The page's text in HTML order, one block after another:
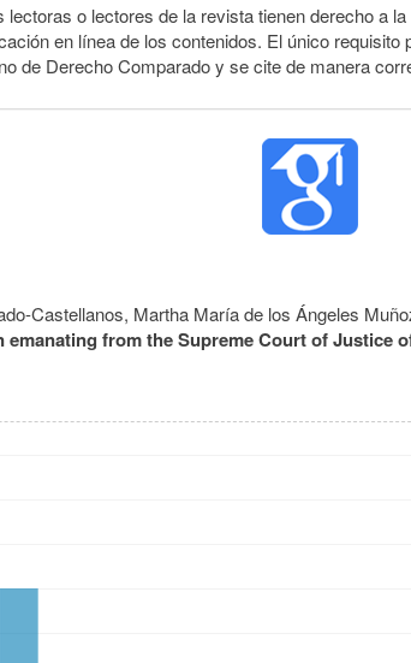
o lectores de la revista tienen derecho a
en línea de los contenidos. El único
de Derecho Comparado y se cite de manera
Castellanos, Martha María de los Ángeles
from the Supreme Court of Justice